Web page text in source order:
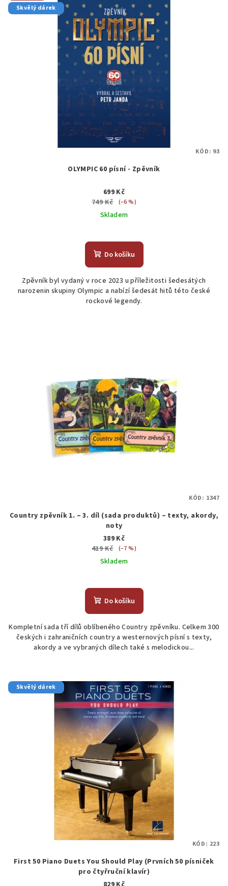
Skvělý dárek
OLYMPIC 60 písní - Zpěvník
699 Kč
749 Kč
(–6 %)
Skladem
hodnocení
produktu
z
5
hvězdiček.
Do košíku
Zpěvník byl vydaný v roce 2023 u příležitosti šedesátých
narozenin skupiny Olympic a nabízí šedesát hitů této české
rockové legendy.
KÓD: 93
Country zpěvník 1. – 3. díl (sada produktů) – texty, akordy,
noty
389 Kč
419 Kč
(–7 %)
Skladem
Do košíku
Kompletní sada tří dílů oblíbeného Country zpěvníku. Celkem 300
českých i zahraničních country a westernových písní s texty,
akordy a ve vybraných dílech také s melodickou...
KÓD: 1347
Skvělý dárek
First 50 Piano Duets You Should Play (Prvních 50 písniček
pro čtyřruční klavír)
KÓD: 223